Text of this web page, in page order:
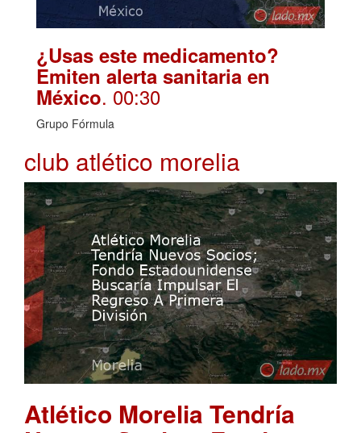
¿Usas este medicamento?
Emiten alerta sanitaria en
México. 00:30
Grupo Fórmula
club atlético morelia
Atlético Morelia Tendría